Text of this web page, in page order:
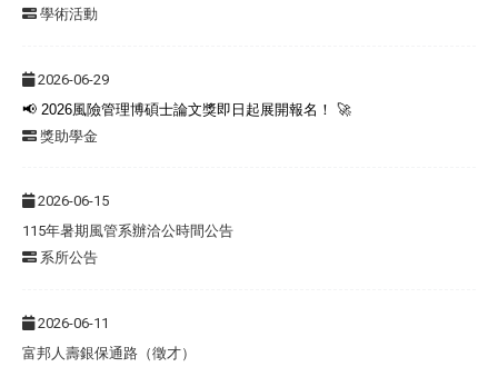
學術活動
2026-06-29
📢 2026風險管理博碩士論文獎即日起展開報名！ 🚀
獎助學金
2026-06-15
115年暑期風管系辦洽公時間公告
系所公告
2026-06-11
富邦人壽銀保通路（徵才）